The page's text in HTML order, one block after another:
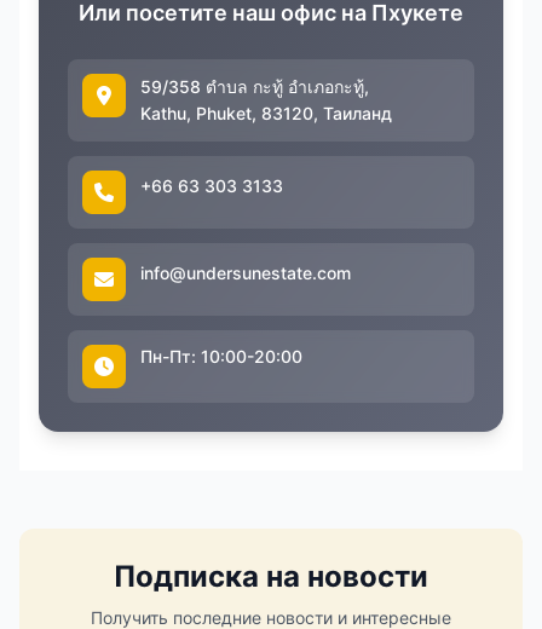
Или посетите наш офис на Пхукете
59/358 ตำบล กะทู้ อำเภอกะทู้,
Kathu, Phuket, 83120, Таиланд
+66 63 303 3133
info@undersunestate.com
Пн-Пт: 10:00-20:00
Подписка на новости
Получить последние новости и интересные